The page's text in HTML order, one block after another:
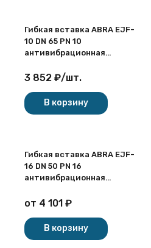
Гибкая вставка ABRA EJF-
10 DN 65 PN 10
антивибрационная
3 852 ₽/шт.
В корзину
Гибкая вставка ABRA EJF-
16 DN 50 PN 16
антивибрационная
от 4 101 ₽
В корзину